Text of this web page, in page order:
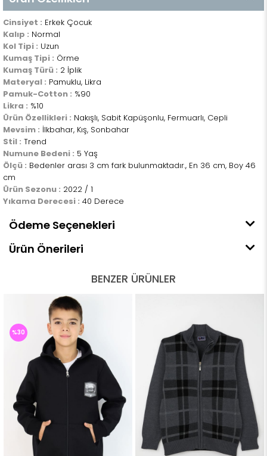
Cinsiyet : Erkek Çocuk
Kalıp : Normal
Kol Tipi : Uzun
Kumaş Tipi : Örme
Kumaş Türü : 2 İplik
Materyal : Pamuklu, Likra
Pamuk-Cotton : %90
Likra : %10
Ürün Özellikleri : Nakışlı, Sabit Kapüşonlu, Fermuarlı, Cepli
Mevsim : İlkbahar, Kış, Sonbahar
Stil : Trend
Numune Bedeni : 5 Yaş
Ölçü : Bedenler arası 3 cm fark bulunmaktadır., En 36 cm, Boy 46
cm
Ürün Sezonu : 2022 / 1
Yıkama Derecesi : 40 Derece
Ödeme Seçenekleri
Ürün Önerileri
BENZER ÜRÜNLER
%30